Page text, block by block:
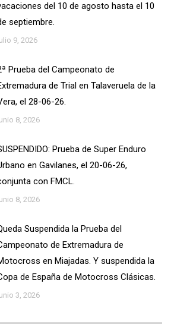
del 10 de agosto hasta el 10
septiembre.
9, 2026
Prueba del Campeonato de
de Trial en Talaveruela de la
el 28-06-26.
8, 2026
Prueba de Super Enduro
en Gavilanes, el 20-06-26,
con FMCL.
8, 2026
Suspendida la Prueba del
de Extremadura de
en Miajadas. Y suspendida la
de España de Motocross Clásicas.
3, 2026